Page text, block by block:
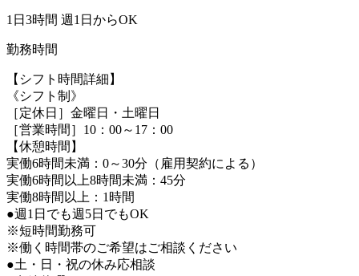
1日3時間 週1日からOK
勤務時間
【シフト時間詳細】
《シフト制》
［定休日］金曜日・土曜日
［営業時間］10：00～17：00
【休憩時間】
実働6時間未満：0～30分（雇用契約による）
実働6時間以上8時間未満：45分
実働8時間以上：1時間
●週1日でも週5日でもOK
※短時間勤務可
※働く時間帯のご希望はご相談ください
●土・日・祝の休み応相談